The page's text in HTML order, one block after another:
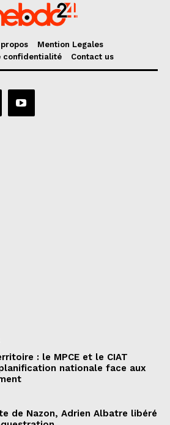
Mention Legales
confidentialité
Contact us
: le MPCE et le CIAT
nationale face aux
de Nazon, Adrien Albatre libéré